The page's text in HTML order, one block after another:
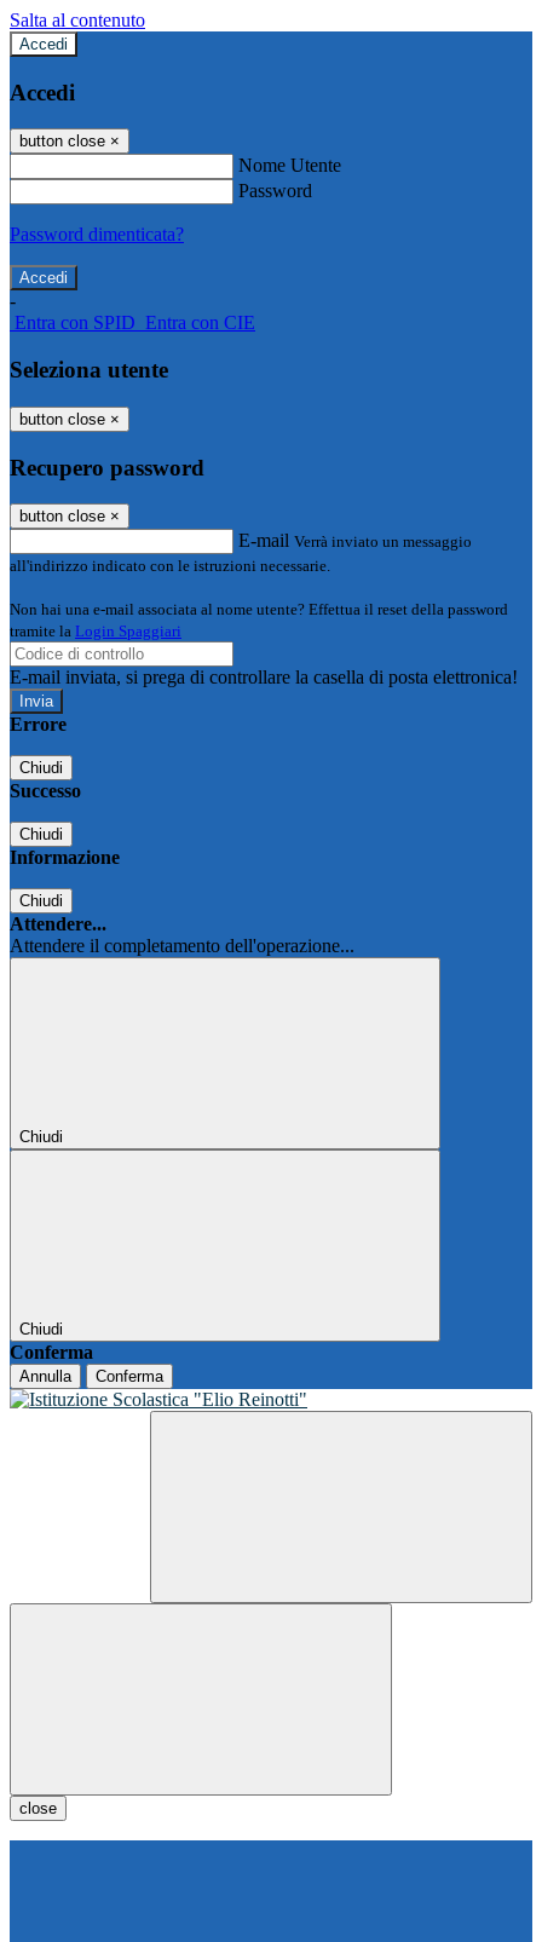
Salta al contenuto
Accedi
Accedi
button close ×
Nome Utente
Password
Password dimenticata?
-
Entra con SPID Entra con CIE
Seleziona utente
button close ×
Recupero password
button close ×
E-mail Verrà inviato un messaggio
all'indirizzo indicato con le istruzioni necessarie.
Non hai una e-mail associata al nome utente? Effettua il reset della password
tramite la Login Spaggiari
E-mail inviata, si prega di controllare la casella di posta elettronica!
Errore
Chiudi
Successo
Chiudi
Informazione
Chiudi
Attendere...
Attendere il completamento dell'operazione...
Chiudi
Chiudi
Conferma
Annulla Conferma
close